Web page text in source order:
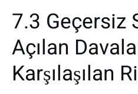
7.3 Geçersiz
Açılan
Karşılaşılan